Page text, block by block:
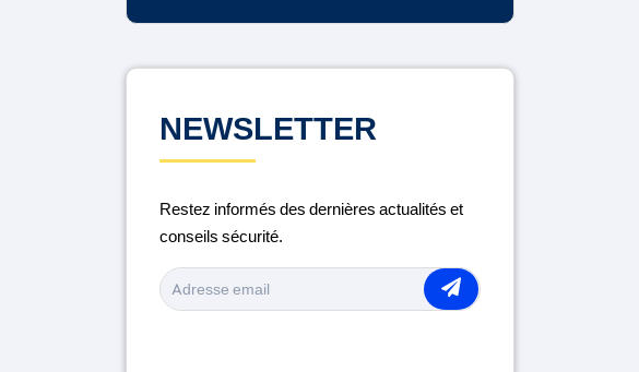
ENTRETIEN DU VÉHICULE
MÉDICAMENTS ET CONDUITE
NEWSLETTER
Restez informés des dernières actualités et
conseils sécurité.